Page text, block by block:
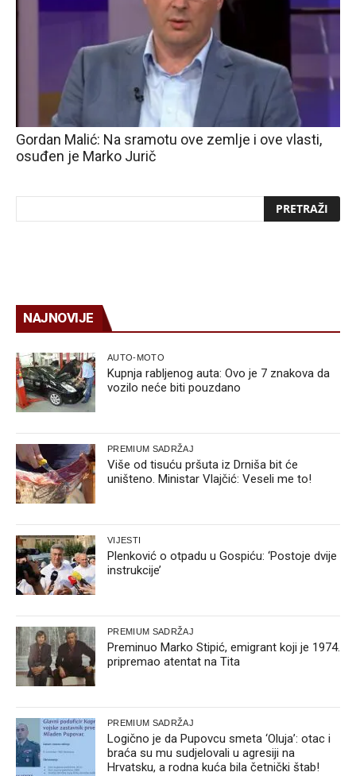
Gordan Malić: Na sramotu ove zemlje i ove vlasti,
osuđen je Marko Jurič
NAJNOVIJE
AUTO-MOTO
Kupnja rabljenog auta: Ovo je 7 znakova da
vozilo neće biti pouzdano
PREMIUM SADRŽAJ
Više od tisuću pršuta iz Drniša bit će
uništeno. Ministar Vlajčić: Veseli me to!
VIJESTI
Plenković o otpadu u Gospiću: ‘Postoje dvije
instrukcije’
PREMIUM SADRŽAJ
Preminuo Marko Stipić, emigrant koji je 1974.
pripremao atentat na Tita
PREMIUM SADRŽAJ
Logično je da Pupovcu smeta ‘Oluja’: otac i
braća su mu sudjelovali u agresiji na
Hrvatsku, a rodna kuća bila četnički štab!